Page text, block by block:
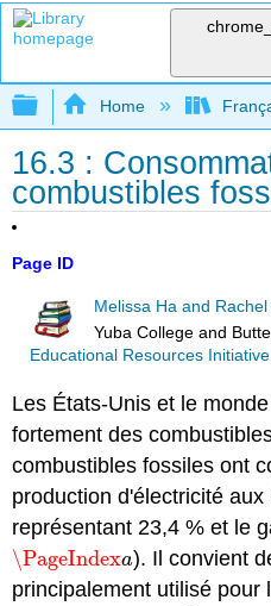
Expand/collapse
Home
16.3 :
combustibles
Page ID
Melissa Ha and
Yuba College and
Educational Resources Initiative
Les États-Unis et le
fortement des
combustibles fossiles ont
production d'électricité
représentant 23,4 % et le
\PageIndexa
\PageIndexa). Il convient
principalement utilisé pour